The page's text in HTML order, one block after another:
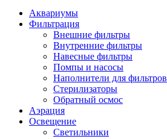
Аквариумы
Фильтрация
Внешние фильтры
Внутренние фильтры
Навесные фильтры
Помпы и насосы
Наполнители для фильтров
Стерилизаторы
Обратный осмос
Аэрация
Освещение
Светильники